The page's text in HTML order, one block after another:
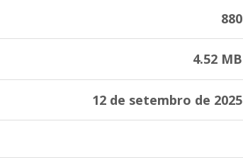
880
4.52 MB
12 de setembro de 2025